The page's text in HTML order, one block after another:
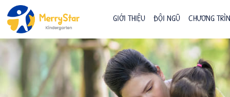
GIỚI THIỆU ĐỘI NGŨ CHƯƠNG